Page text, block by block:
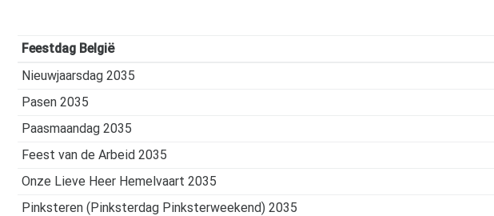
Feestdag België
Nieuwjaarsdag 2035
Pasen 2035
Paasmaandag 2035
Feest van de Arbeid 2035
Onze Lieve Heer Hemelvaart 2035
Pinksteren (Pinksterdag Pinksterweekend) 2035